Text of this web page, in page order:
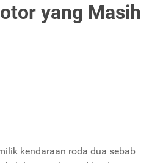
yang Masih
kendaraan roda dua sebab